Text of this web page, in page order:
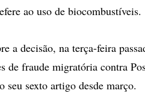
ao uso de biocombustíveis.
a decisão, na terça-feira
de fraude migratória contra
seu sexto artigo desde março.